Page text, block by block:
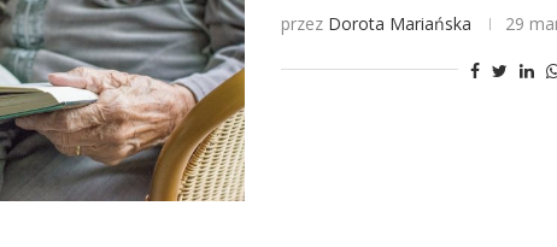
przez Dorota Mariańska 29